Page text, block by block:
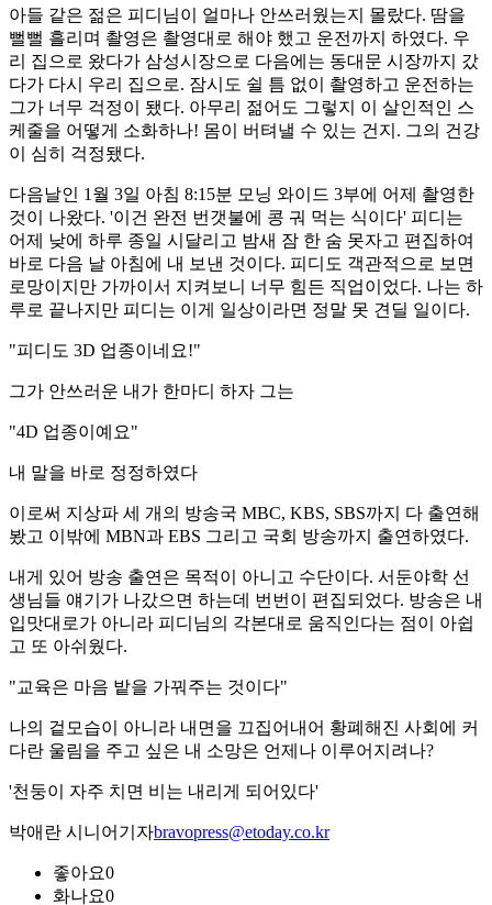
아들 같은 젊은 피디님이 얼마나 안쓰러웠는지 몰랐다. 땀을
뻘뻘 흘리며 촬영은 촬영대로 해야 했고 운전까지 하였다. 우
리 집으로 왔다가 삼성시장으로 다음에는 동대문 시장까지 갔
다가 다시 우리 집으로. 잠시도 쉴 틈 없이 촬영하고 운전하는
그가 너무 걱정이 됐다. 아무리 젊어도 그렇지 이 살인적인 스
케줄을 어떻게 소화하나! 몸이 버텨낼 수 있는 건지. 그의 건강
이 심히 걱정됐다.
다음날인 1월 3일 아침 8:15분 모닝 와이드 3부에 어제 촬영한
것이 나왔다. '이건 완전 번갯불에 콩 궈 먹는 식이다' 피디는
어제 낮에 하루 종일 시달리고 밤새 잠 한 숨 못자고 편집하여
바로 다음 날 아침에 내 보낸 것이다. 피디도 객관적으로 보면
로망이지만 가까이서 지켜보니 너무 힘든 직업이었다. 나는 하
루로 끝나지만 피디는 이게 일상이라면 정말 못 견딜 일이다.
"피디도 3D 업종이네요!"
그가 안쓰러운 내가 한마디 하자 그는
"4D 업종이예요"
내 말을 바로 정정하였다
이로써 지상파 세 개의 방송국 MBC, KBS, SBS까지 다 출연해
봤고 이밖에 MBN과 EBS 그리고 국회 방송까지 출연하였다.
내게 있어 방송 출연은 목적이 아니고 수단이다. 서둔야학 선
생님들 얘기가 나갔으면 하는데 번번이 편집되었다. 방송은 내
입맛대로가 아니라 피디님의 각본대로 움직인다는 점이 아쉽
고 또 아쉬웠다.
"교육은 마음 밭을 가꿔주는 것이다"
나의 겉모습이 아니라 내면을 끄집어내어 황폐해진 사회에 커
다란 울림을 주고 싶은 내 소망은 언제나 이루어지려나?
'천둥이 자주 치면 비는 내리게 되어있다'
박애란 시니어기자bravopress@etoday.co.kr
좋아요0
화나요0